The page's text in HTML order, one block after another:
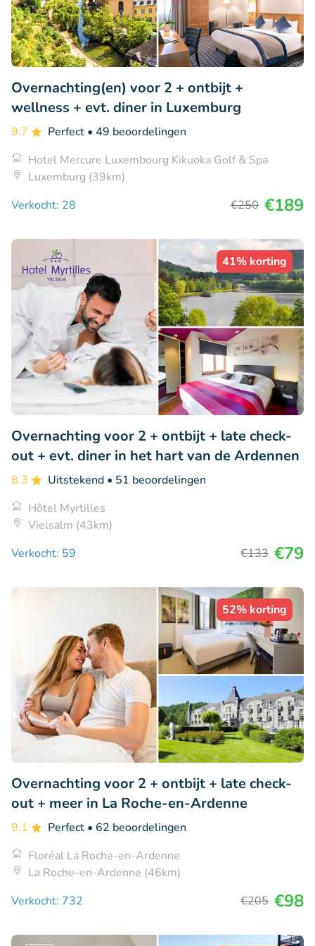
Overnachting(en) voor 2 + ontbijt +
wellness + evt. diner in Luxemburg
9.7 Perfect • 49 beoordelingen
Hotel Mercure Luxembourg Kikuoka Golf & Spa
Luxemburg (39km)
Verkocht: 28
€250 €189
41% korting
Overnachting voor 2 + ontbijt + late check-
out + evt. diner in het hart van de Ardennen
8.3 Uitstekend • 51 beoordelingen
Hôtel Myrtilles
Vielsalm (43km)
Verkocht: 59
€133 €79
52% korting
Overnachting voor 2 + ontbijt + late check-
out + meer in La Roche-en-Ardenne
9.1 Perfect • 62 beoordelingen
Floréal La Roche-en-Ardenne
La Roche-en-Ardenne (46km)
Verkocht: 732
€205 €98